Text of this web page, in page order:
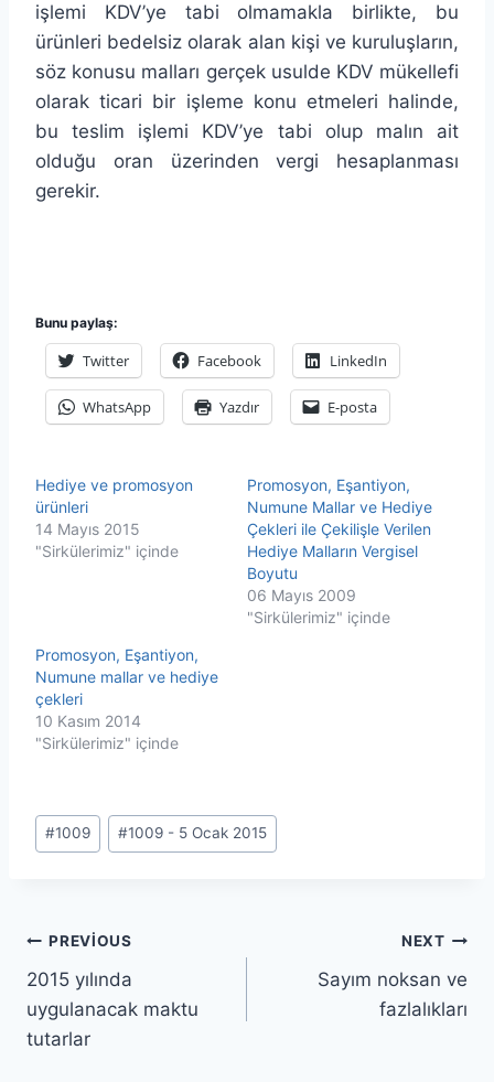
işlemi KDV’ye tabi olmamakla birlikte, bu
ürünleri bedelsiz olarak alan kişi ve kuruluşların,
söz konusu malları gerçek usulde KDV mükellefi
olarak ticari bir işleme konu etmeleri halinde,
bu teslim işlemi KDV’ye tabi olup malın ait
olduğu oran üzerinden vergi hesaplanması
gerekir.
Bunu paylaş:
Twitter Facebook LinkedIn
WhatsApp Yazdır E-posta
Hediye ve promosyon
ürünleri
14 Mayıs 2015
"Sirkülerimiz" içinde
Promosyon, Eşantiyon,
Numune Mallar ve Hediye
Çekleri ile Çekilişle Verilen
Hediye Malların Vergisel
Boyutu
06 Mayıs 2009
"Sirkülerimiz" içinde
Promosyon, Eşantiyon,
Numune mallar ve hediye
çekleri
10 Kasım 2014
"Sirkülerimiz" içinde
Post
Tags:
#1009 #1009 - 5 Ocak 2015
Yazı
gezinmesi
PREVIOUS
2015 yılında
uygulanacak maktu
tutarlar
NEXT
Sayım noksan ve
fazlalıkları